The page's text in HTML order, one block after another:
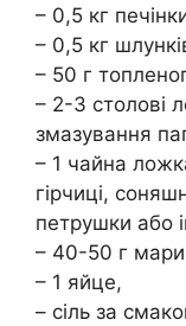
– 0,5 кг
– 0,5 кг
– 50 г
– 2-3 столові
змазування
– 1 чайна
гірчиці,
петрушки або
– 40-50 г
– 1 яйце,
– сіль за